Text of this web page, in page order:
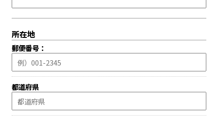
所在地
郵便番号：
都道府県